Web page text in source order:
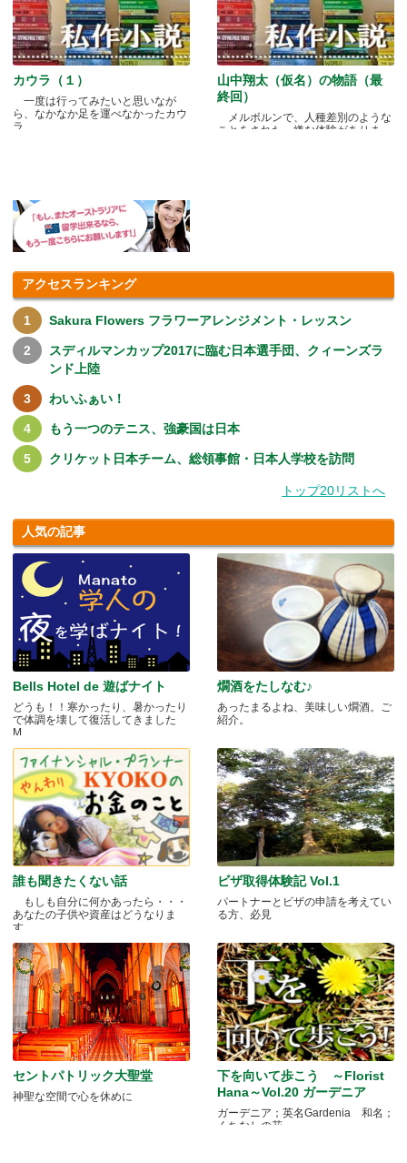
カウラ（１）
一度は行ってみたいと思いなが
ら、なかなか足を運べなかったカウ
ラ.....
山中翔太（仮名）の物語（最
終回）
メルボルンで、人種差別のような
ことをされた、嫌な体験がありま
アクセスランキング
Sakura Flowers フラワーアレンジメント・レッスン
スディルマンカップ2017に臨む日本選手団、クィーンズラ
ンド上陸
わいふぁい！
もう一つのテニス、強豪国は日本
クリケット日本チーム、総領事館・日本人学校を訪問
トップ20リストへ
人気の記事
Bells Hotel de 遊ばナイト
どうも！！寒かったり、暑かったり
で体調を壊して復活してきました
M.....
燗酒をたしなむ♪
あったまるよね、美味しい燗酒。ご
紹介。
誰も聞きたくない話
もしも自分に何かあったら・・・
あなたの子供や資産はどうなりま
す.....
ビザ取得体験記 Vol.1
パートナーとビザの申請を考えてい
る方、必見
セントパトリック大聖堂
神聖な空間で心を休めに
下を向いて歩こう ～Florist
Hana～Vol.20 ガーデニア
ガーデニア；英名Gardenia 和名；
くちなしの花 .....